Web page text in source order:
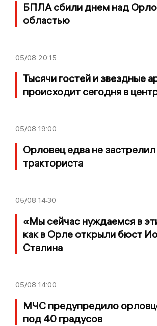
БПЛА сбили днем над
областью
05/08 20:15
Тысячи гостей и звездные
происходит сегодня в
05/08 19:00
Орловец едва не застрелил
тракториста
05/08 14:30
«Мы сейчас нуждаемся в
как в Орле открыли бюст
Сталина
05/08 14:00
МЧС предупредило
под 40 градусов